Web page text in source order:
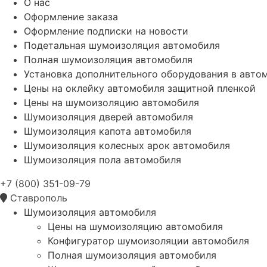
Оформление заказа
Оформление подписки на новости
Подетальная шумоизоляция автомобиля
Полная шумоизоляция автомобиля
Установка дополнительного оборудования в
Цены на оклейку автомобиля защитной пленкой
Цены на шумоизоляцию автомобиля
Шумоизоляция дверей автомобиля
Шумоизоляция капота автомобиля
Шумоизоляция колесных арок автомобиля
Шумоизоляция пола автомобиля
+7 (800) 351-09-79
Ставрополь
Шумоизоляция автомобиля
Цены на шумоизоляцию автомобиля
Конфигуратор шумоизоляции автомобиля
Полная шумоизоляция автомобиля